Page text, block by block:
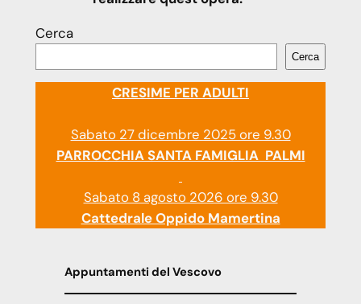
Cerca
Cerca
CRESIME PER ADULTI
Sabato 27 dicembre 2025 ore 9.30
PARROCCHIA SANTA FAMIGLIA PALMI
Sabato 8 agosto 2026 ore 9.30
Cattedrale Oppido Mamertina
Appuntamenti del Vescovo